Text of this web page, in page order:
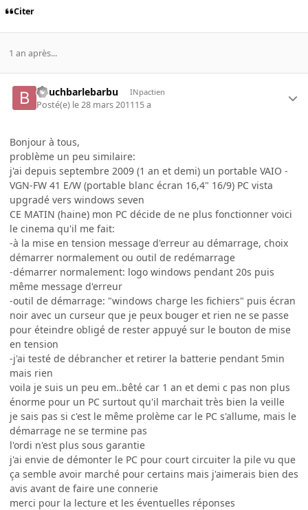
Citer
1 an après...
bouchbarlebarbu INpactien
Posté(e) le 28 mars 201115 a
Bonjour à tous,
problème un peu similaire:
j'ai depuis septembre 2009 (1 an et demi) un portable VAIO -
VGN-FW 41 E/W (portable blanc écran 16,4" 16/9) PC vista
upgradé vers windows seven
CE MATIN (haine) mon PC décide de ne plus fonctionner voici
le cinema qu'il me fait:
-à la mise en tension message d'erreur au démarrage, choix
démarrer normalement ou outil de redémarrage
-démarrer normalement: logo windows pendant 20s puis
même message d'erreur
-outil de démarrage: "windows charge les fichiers" puis écran
noir avec un curseur que je peux bouger et rien ne se passe
pour éteindre obligé de rester appuyé sur le bouton de mise
en tension
-j'ai testé de débrancher et retirer la batterie pendant 5min
mais rien
voila je suis un peu em..bêté car 1 an et demi c pas non plus
énorme pour un PC surtout qu'il marchait très bien la veille
je sais pas si c'est le même prolème car le PC s'allume, mais le
démarrage ne se termine pas
l'ordi n'est plus sous garantie
j'ai envie de démonter le PC pour court circuiter la pile vu que
ça semble avoir marché pour certains mais j'aimerais bien des
avis avant de faire une connerie
merci pour la lecture et les éventuelles réponses